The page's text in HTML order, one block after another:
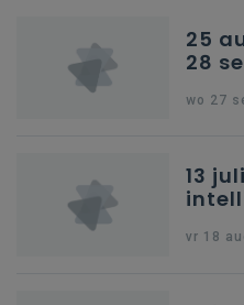
25
28
wo 27
13
vr 18